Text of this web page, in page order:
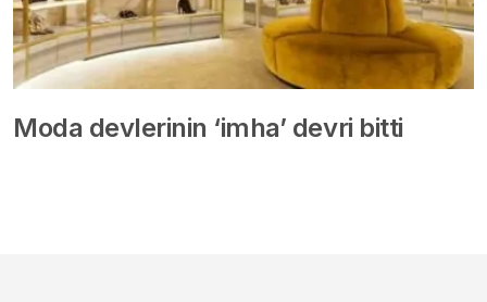
Moda devlerinin ‘imha’ devri bitti